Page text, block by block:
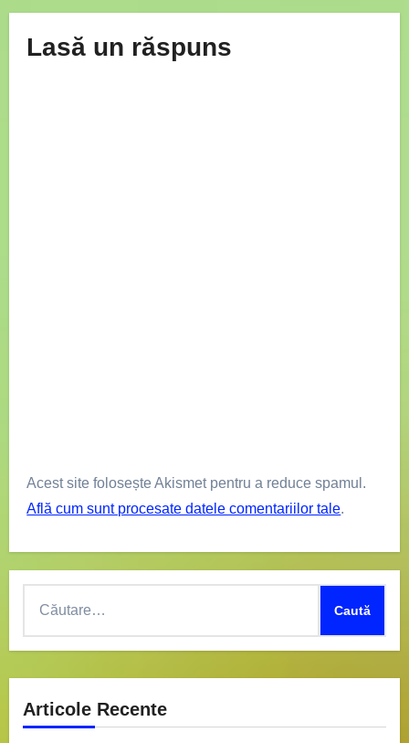
Lasă un răspuns
Acest site folosește Akismet pentru a reduce spamul.
Află cum sunt procesate datele comentariilor tale.
Articole Recente